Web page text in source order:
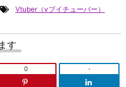
Vtuber（vブイチューバー）
す
0 -